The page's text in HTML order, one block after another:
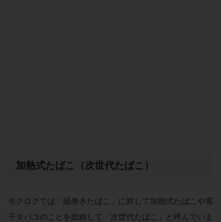
加熱式たばこ（次世代たばこ）
モクログでは「紙巻きたばこ」に対して加熱式たばこや電
子タバコのことを総称して「次世代たばこ」と呼んでいま